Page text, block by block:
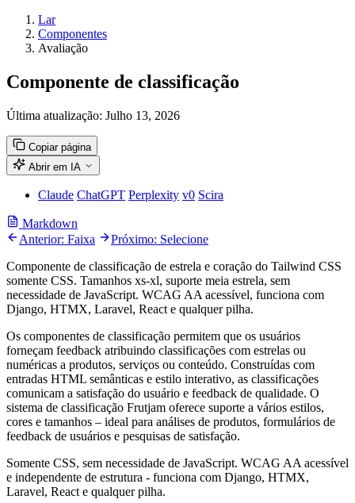
Lar
Componentes
Avaliação
Componente de classificação
Última atualização: Julho 13, 2026
Copiar página
Abrir em IA
Claude ChatGPT Perplexity v0 Scira
Markdown
Anterior: Faixa
Próximo: Selecione
Componente de classificação de estrela e coração do Tailwind CSS
somente CSS. Tamanhos xs-xl, suporte meia estrela, sem
necessidade de JavaScript. WCAG AA acessível, funciona com
Django, HTMX, Laravel, React e qualquer pilha.
Os componentes de classificação permitem que os usuários
forneçam feedback atribuindo classificações com estrelas ou
numéricas a produtos, serviços ou conteúdo. Construídas com
entradas HTML semânticas e estilo interativo, as classificações
comunicam a satisfação do usuário e feedback de qualidade. O
sistema de classificação Frutjam oferece suporte a vários estilos,
cores e tamanhos – ideal para análises de produtos, formulários de
feedback de usuários e pesquisas de satisfação.
Somente CSS, sem necessidade de JavaScript. WCAG AA acessível
e independente de estrutura - funciona com Django, HTMX,
Laravel, React e qualquer pilha.